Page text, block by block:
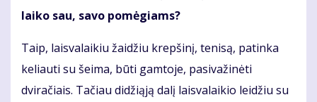
laiko sau, savo pomėgiams?
Taip, laisvalaikiu žaidžiu krepšinį, tenisą, patinka
keliauti su šeima, būti gamtoje, pasivažinėti
dviračiais. Tačiau didžiąją dalį laisvalaikio leidžiu su